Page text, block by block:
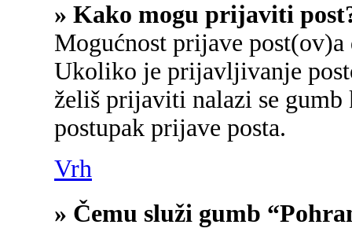
» Kako mogu prijaviti
Mogućnost prijave
Ukoliko je prijavljivanje
želiš prijaviti nalazi se
postupak prijave posta.
Vrh
» Čemu služi gumb